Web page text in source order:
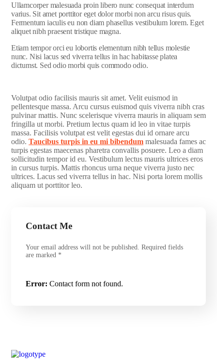
Ullamcorper malesuada proin libero nunc consequat interdum
varius. Sit amet porttitor eget dolor morbi non arcu risus quis.
Fermentum iaculis eu non diam phasellus vestibulum lorem. Eget
aliquet nibh praesent tristique magna.
Etiam tempor orci eu lobortis elementum nibh tellus molestie
nunc. Nisi lacus sed viverra tellus in hac habitasse platea
dictumst. Sed odio morbi quis commodo odio.
Volutpat odio facilisis mauris sit amet. Velit euismod in
pellentesque massa. Arcu cursus euismod quis viverra nibh cras
pulvinar mattis. Nunc scelerisque viverra mauris in aliquam sem
fringilla ut morbi. Pretium lectus quam id leo in vitae turpis
massa. Facilisis volutpat est velit egestas dui id ornare arcu
odio. Taucibus turpis in eu mi bibendum malesuada fames ac
turpis egestas maecenas pharetra convallis posuere. Leo a diam
sollicitudin tempor id eu. Vestibulum lectus mauris ultrices eros
in cursus turpis. Mattis rhoncus urna neque viverra justo nec
ultrices. Lacus sed viverra tellus in hac. Nisi porta lorem mollis
aliquam ut porttitor leo.
Contact Me
Your email address will not be published. Required fields
are marked *
Error: Contact form not found.